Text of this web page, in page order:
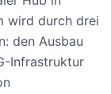
wird durch drei
den Ausbau
Infrastruktur